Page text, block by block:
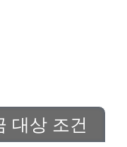
대상 조건